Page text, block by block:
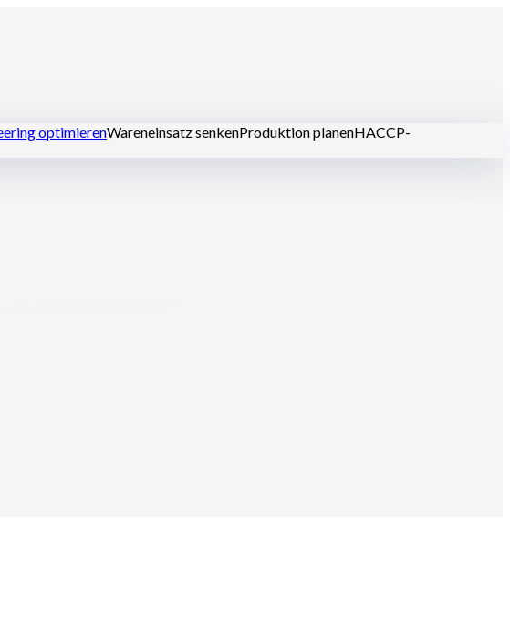
optimierenWareneinsatz senkenProduktion planenHACCP-